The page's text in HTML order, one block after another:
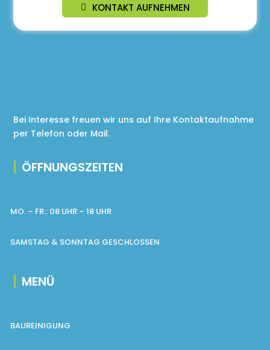
KONTAKT AUFNEHMEN
Bei Interesse freuen wir uns auf Ihre Kontaktaufnahme
per Telefon oder Mail.
ÖFFNUNGSZEITEN
MO. – FR.: 08 UHR – 18 UHR
SAMSTAG & SONNTAG GESCHLOSSEN
MENÜ
BAUREINIGUNG